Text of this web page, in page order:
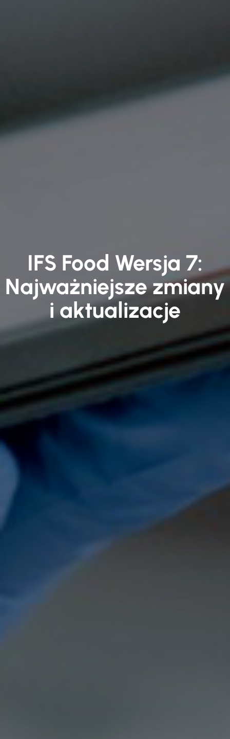
IFS Food Wersja 7:
Najważniejsze zmiany
i aktualizacje